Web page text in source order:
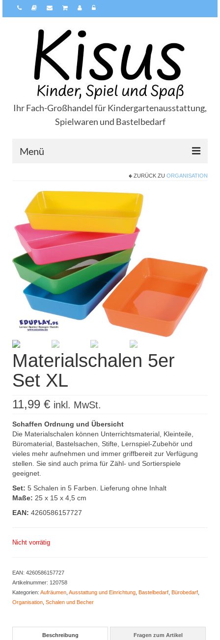
Ihr Fach-Großhandel für Kindergartenausstattung,
Spielwaren und Bastelbedarf
Menü
Zahlungsarten
Versandarten
Kisus Katalog anfordern
Newsletter
Kontakt
Log In / Mein Konto
Products
search
ZURÜCK ZU ORGANISATION
Materialschalen 5er
Set XL
11,99 € inkl. MwSt.
Schaffen Ordnung und Übersicht
Die Materialschalen können Unterrichtsmaterial, Kleinteile,
Büromaterial, Bastelsachen, Stifte, Lernspiel-Zubehör und
vieles mehr aufnehmen und immer griffbereit zur Verfügung
stellen. Sie sind auch prima für Zähl- und Sortierspiele
geeignet.
Set: 5 Schalen in 5 Farben. Lieferung ohne Inhalt
Maße: 25 x 15 x 4,5 cm
EAN: 4260586157727
Nicht vorrätig
EAN: 4260586157727
Artikelnummer: 120758
Kategorien: Aufräumen Ausstattung und Einrichtung Bastelbedarf Bürobedarf
Organisation Schalen und Becher
Beschreibung Fragen zum Artikel